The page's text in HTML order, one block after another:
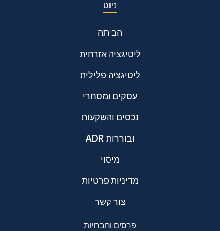
ניווט
הביתה
ליטיגציה אזרחית
ליטיגציה פלילית
עסקים ומסחרי
נכסים והשקעות
ADR ובוררות
מיסוי
מדיניות פרטיות
צור קשר
פרסים וחברויות